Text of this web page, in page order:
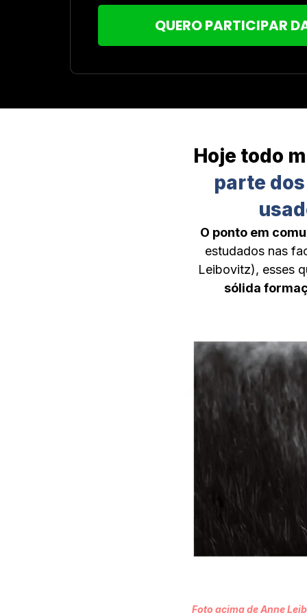
QUERO PARTICIPAR
Hoje todo
parte
O ponto em
estudados nas
Leibovitz), esses
sólida
Foto acima de Anne